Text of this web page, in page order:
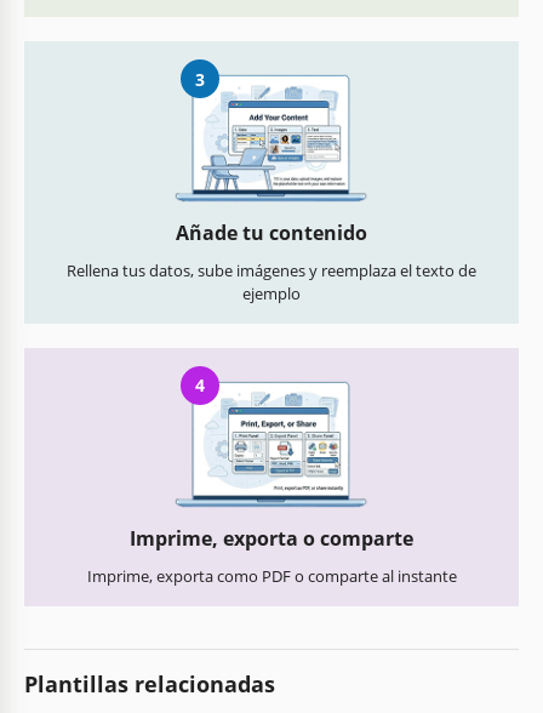
3
Añade tu contenido
Rellena tus datos, sube imágenes y reemplaza el texto de
ejemplo
4
Imprime, exporta o comparte
Imprime, exporta como PDF o comparte al instante
Plantillas relacionadas